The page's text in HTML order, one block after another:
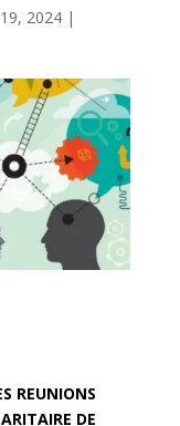
2024|
REUNIONS
DE